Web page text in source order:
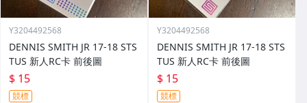
Y3204492568
DENNIS SMITH JR 17-18 STS
TUS 新人RC卡 前後圖
$ 15
競標
Y3204492568
DENNIS SMITH JR 17-18 STS
TUS 新人RC卡 前後圖
$ 15
競標